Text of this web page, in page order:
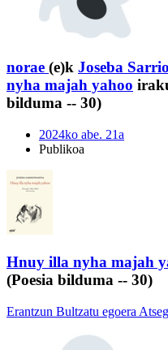
norae (e)k Joseba
nyha majah yahoo
bilduma -- 30)
2024ko abe. 21a
Publikoa
Hnuy illa nyha majah
(Poesia bilduma -- 30)
Erantzun Bultzatu egoera